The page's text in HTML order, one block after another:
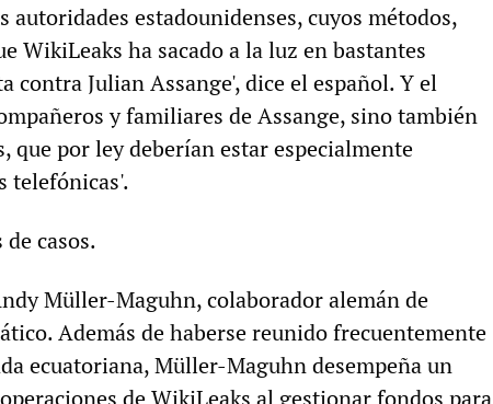
autoridades estadounidenses, cuyos métodos,
WikiLeaks ha sacado a la luz en bastantes
contra Julian Assange', dice el español. Y el
y familiares de Assange, sino también
que por ley deberían estar especialmente
telefónicas'.
casos.
Müller-Maguhn, colaborador alemán de
Además de haberse reunido frecuentemente
ecuatoriana, Müller-Maguhn desempeña un
de WikiLeaks al gestionar fondos para